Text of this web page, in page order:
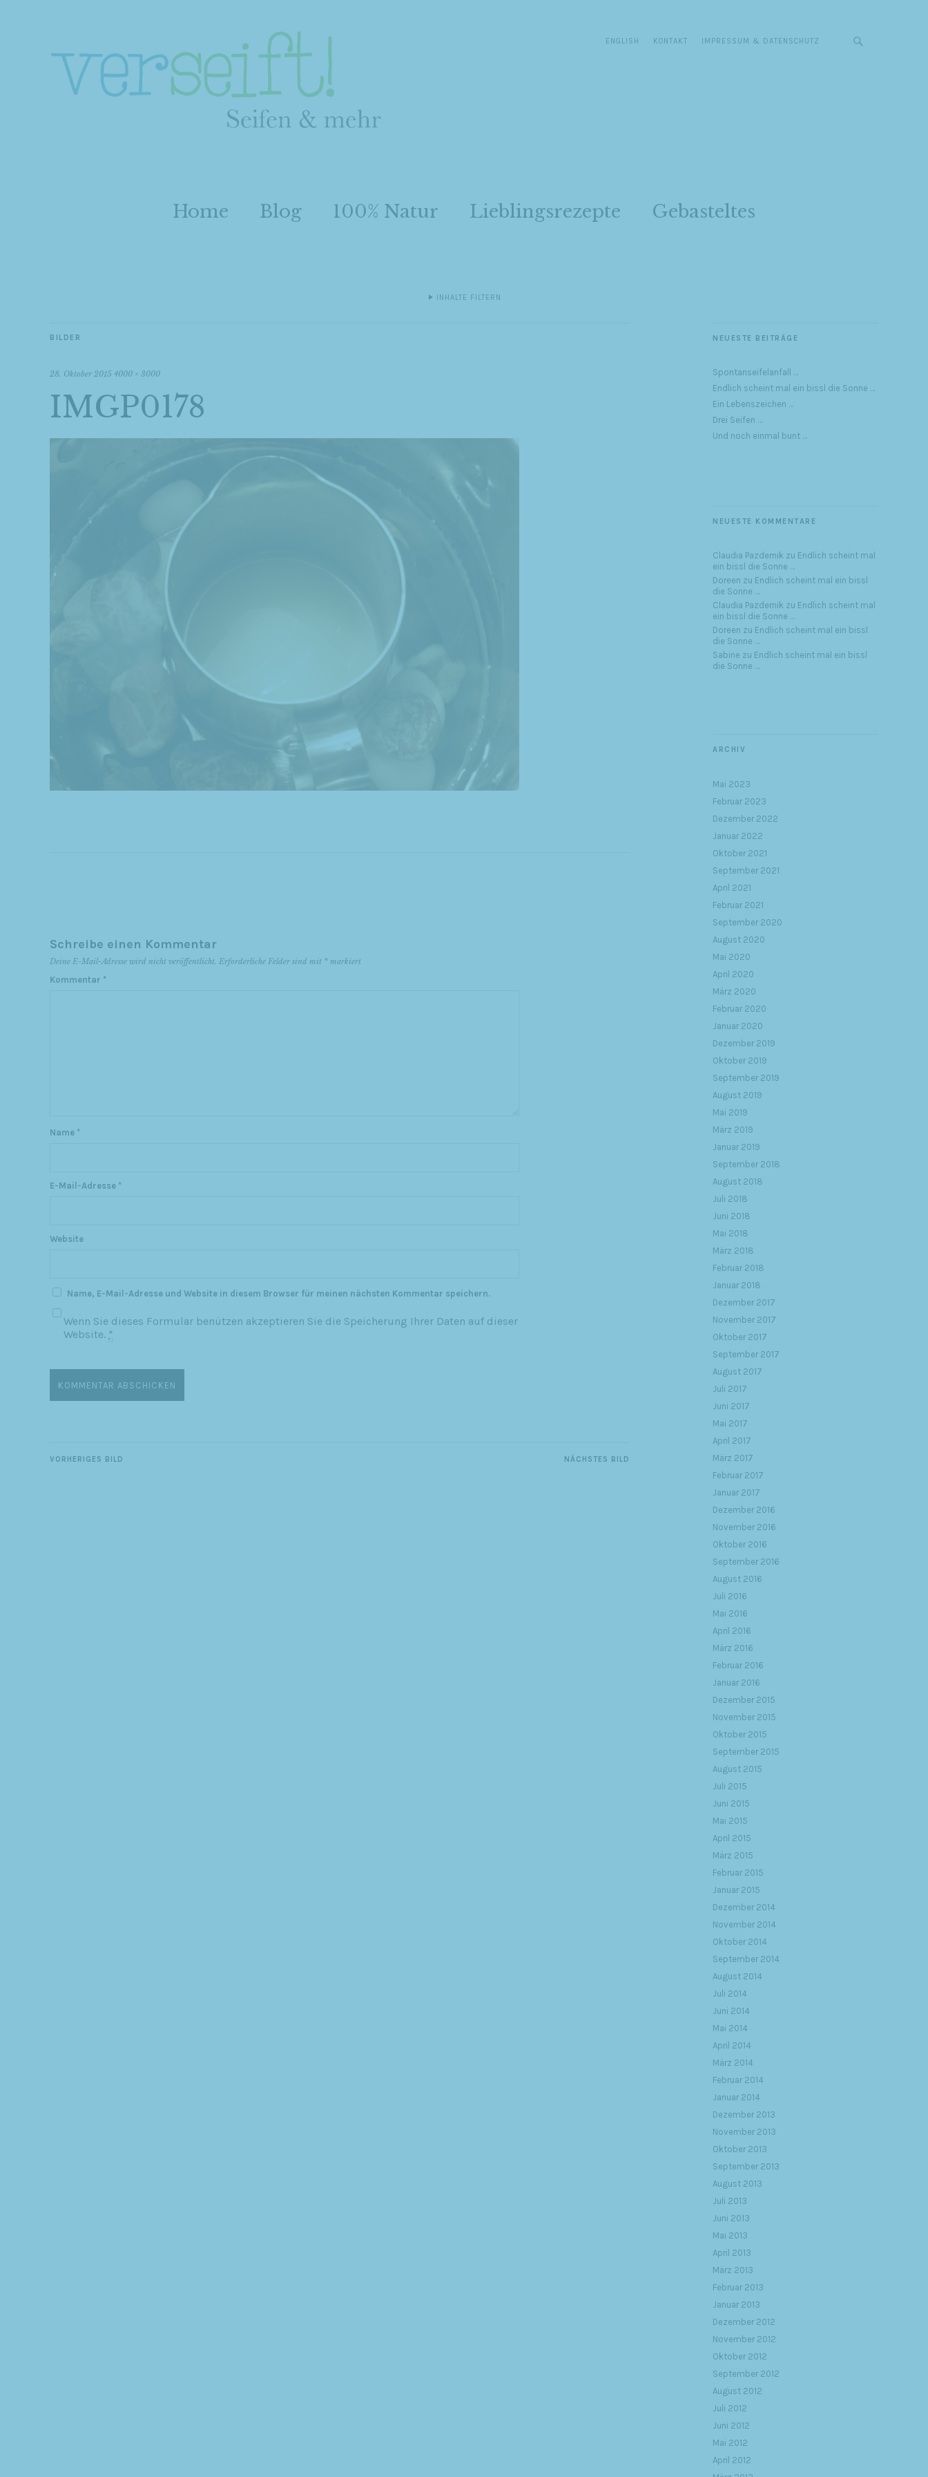
ENGLISH KONTAKT IMPRESSUM & DATENSCHUTZ
Home Blog 100% Natur Lieblingsrezepte Gebasteltes
INHALTE FILTERN
BILDER
28. Oktober 2015 4000 × 3000
IMGP0178
Schreibe einen Kommentar
Deine E-Mail-Adresse wird nicht veröffentlicht. Erforderliche Felder sind mit * markiert
Kommentar *
Name *
E-Mail-Adresse *
Website
Name, E-Mail-Adresse und Website in diesem Browser für meinen nächsten Kommentar speichern.
Wenn Sie dieses Formular benützen akzeptieren Sie die Speicherung Ihrer Daten auf dieser
Website. *
NÄCHSTES BILD
VORHERIGES BILD
NEUESTE BEITRÄGE
Spontanseifelanfall …
Endlich scheint mal ein bissl die Sonne …
Ein Lebenszeichen …
Drei Seifen …
Und noch einmal bunt …
NEUESTE KOMMENTARE
Claudia Pazdernik zu Endlich scheint mal
ein bissl die Sonne …
Doreen zu Endlich scheint mal ein bissl
die Sonne …
Claudia Pazdernik zu Endlich scheint mal
ein bissl die Sonne …
Doreen zu Endlich scheint mal ein bissl
die Sonne …
Sabine zu Endlich scheint mal ein bissl
die Sonne …
ARCHIV
Mai 2023
Februar 2023
Dezember 2022
Januar 2022
Oktober 2021
September 2021
April 2021
Februar 2021
September 2020
August 2020
Mai 2020
April 2020
März 2020
Februar 2020
Januar 2020
Dezember 2019
Oktober 2019
September 2019
August 2019
Mai 2019
März 2019
Januar 2019
September 2018
August 2018
Juli 2018
Juni 2018
Mai 2018
März 2018
Februar 2018
Januar 2018
Dezember 2017
November 2017
Oktober 2017
September 2017
August 2017
Juli 2017
Juni 2017
Mai 2017
April 2017
März 2017
Februar 2017
Januar 2017
Dezember 2016
November 2016
Oktober 2016
September 2016
August 2016
Juli 2016
Mai 2016
April 2016
März 2016
Februar 2016
Januar 2016
Dezember 2015
November 2015
Oktober 2015
September 2015
August 2015
Juli 2015
Juni 2015
Mai 2015
April 2015
März 2015
Februar 2015
Januar 2015
Dezember 2014
November 2014
Oktober 2014
September 2014
August 2014
Juli 2014
Juni 2014
Mai 2014
April 2014
März 2014
Februar 2014
Januar 2014
Dezember 2013
November 2013
Oktober 2013
September 2013
August 2013
Juli 2013
Juni 2013
Mai 2013
April 2013
März 2013
Februar 2013
Januar 2013
Dezember 2012
November 2012
Oktober 2012
September 2012
August 2012
Juli 2012
Juni 2012
Mai 2012
April 2012